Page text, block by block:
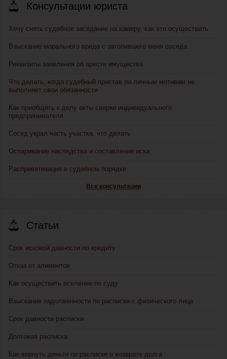
Консультации юриста
Хочу снять судебное заседание на камеру, как это осуществить
Взыскание морального вреда с затопившего меня соседа
Реквизиты заявления об аресте имущества
Что делать, когда судебный пристав по личным мотивам не
выполняет свои обязанности
Как приобщить к делу акты сверки индивидуального
предпринимателя
Сосед украл часть участка, что делать
Оспаривание наследства и составление иска
Расприватизация в судебном порядке
Все консультации
Статьи
Срок исковой давности по кредиту
Отказ от алиментов
Как осуществить вселение по суду
Взыскание задолженности по расписке с физического лица
Срок давности расписки
Долговая расписка
Как вернуть деньги по расписке о возврате долга